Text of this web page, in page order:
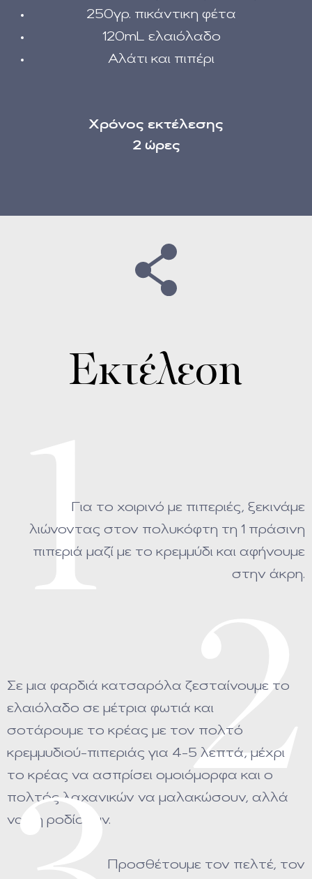
250γρ. πικάντικη φέτα
120mL ελαιόλαδο
Αλάτι και πιπέρι
Χρόνος εκτέλεσης
2 ώρες
Εκτέλεση
1
Για το χοιρινό με πιπεριές, ξεκινάμε
λιώνοντας στον πολυκόφτη τη 1 πράσινη
πιπεριά μαζί με το κρεμμύδι και αφήνουμε
στην άκρη.
2
Σε μια φαρδιά κατσαρόλα ζεσταίνουμε το
ελαιόλαδο σε μέτρια φωτιά και
σοτάρουμε το κρέας με τον πολτό
κρεμμυδιού-πιπεριάς για 4-5 λεπτά, μέχρι
το κρέας να ασπρίσει ομοιόμορφα και ο
πολτός λαχανικών να μαλακώσουν, αλλά
να μη ροδίσουν.
Προσθέτουμε τον πελτέ, τον